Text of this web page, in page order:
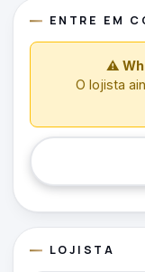
ENTRE EM
⚠
O lojista
LOJISTA